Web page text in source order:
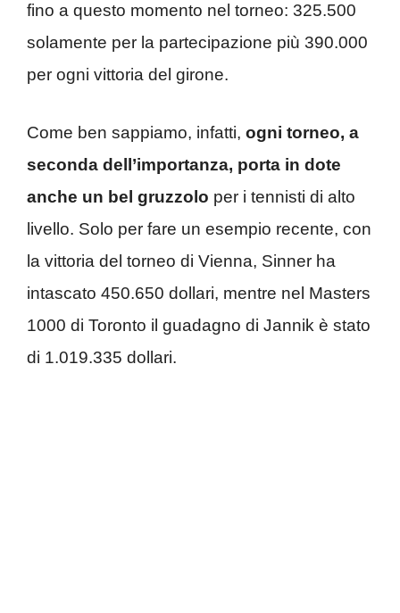
fino a questo momento nel torneo: 325.500
solamente per la partecipazione più 390.000
per ogni vittoria del girone.
Come ben sappiamo, infatti, ogni torneo, a
seconda dell’importanza, porta in dote
anche un bel gruzzolo per i tennisti di alto
livello. Solo per fare un esempio recente, con
la vittoria del torneo di Vienna, Sinner ha
intascato 450.650 dollari, mentre nel Masters
1000 di Toronto il guadagno di Jannik è stato
di 1.019.335 dollari.